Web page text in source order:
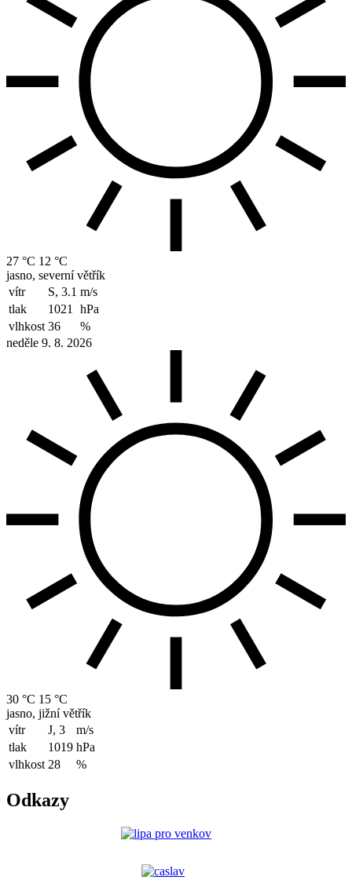
27 °C 12 °C
jasno, severní větřík
vítr
S, 3.1 m/s
tlak
1021
hPa
vlhkost 36
%
neděle 9. 8. 2026
30 °C 15 °C
jasno, jižní větřík
vítr
J, 3
m/s
tlak
1019 hPa
vlhkost 28 %
Odkazy